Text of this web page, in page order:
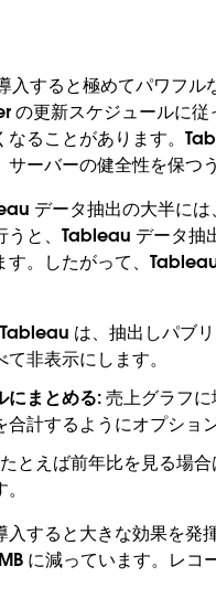
入すると極めてパワフ
の更新スケジュールに
ることがあります。
ーバーの健全性を保つ
データ抽出の大半に
と、Tableau データ抽
す。したがって、
は、抽出しパブ
非表示にします。
にまとめる:売上グラフ
計するようにオプショ
とえば前年比を見る場
入すると大きな効果を
に減っています。レ